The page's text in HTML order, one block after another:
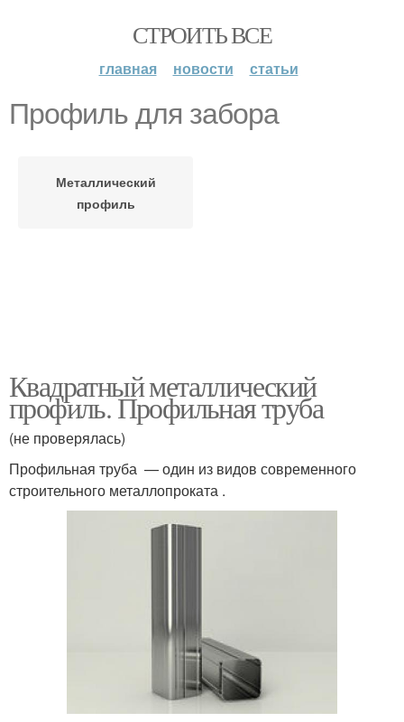
СТРОИТЬ ВСЕ
главная новости статьи
Профиль для забора
Металлический
профиль
Квадратный металлический
профиль. Профильная труба
(не проверялась)
Профильная труба — один из видов современного
строительного металлопроката .